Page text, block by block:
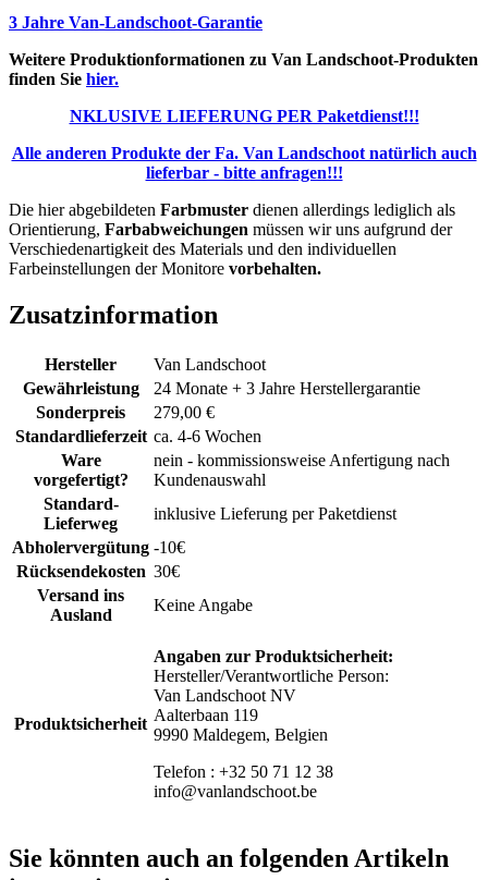
3 Jahre Van-Landschoot-Garantie
Weitere Produktionformationen zu Van Landschoot-Produkten
finden Sie hier.
NKLUSIVE LIEFERUNG PER Paketdienst!!!
Alle anderen Produkte der Fa. Van Landschoot natürlich auch
lieferbar - bitte anfragen!!!
Die hier abgebildeten Farbmuster dienen allerdings lediglich als
Orientierung, Farbabweichungen müssen wir uns aufgrund der
Verschiedenartigkeit des Materials und den individuellen
Farbeinstellungen der Monitore vorbehalten.
Zusatzinformation
Hersteller
Van Landschoot
Gewährleistung
24 Monate + 3 Jahre Herstellergarantie
Sonderpreis
279,00 €
Standardlieferzeit ca. 4-6 Wochen
Ware
vorgefertigt?
nein - kommissionsweise Anfertigung nach
Kundenauswahl
Standard-
Lieferweg
inklusive Lieferung per Paketdienst
Abholervergütung -10€
Rücksendekosten 30€
Versand ins
Ausland
Keine Angabe
Produktsicherheit
Angaben zur Produktsicherheit:
Hersteller/Verantwortliche Person:
Van Landschoot NV
Aalterbaan 119
9990 Maldegem, Belgien
Telefon : +32 50 71 12 38
info@vanlandschoot.be
Sie könnten auch an folgenden Artikeln